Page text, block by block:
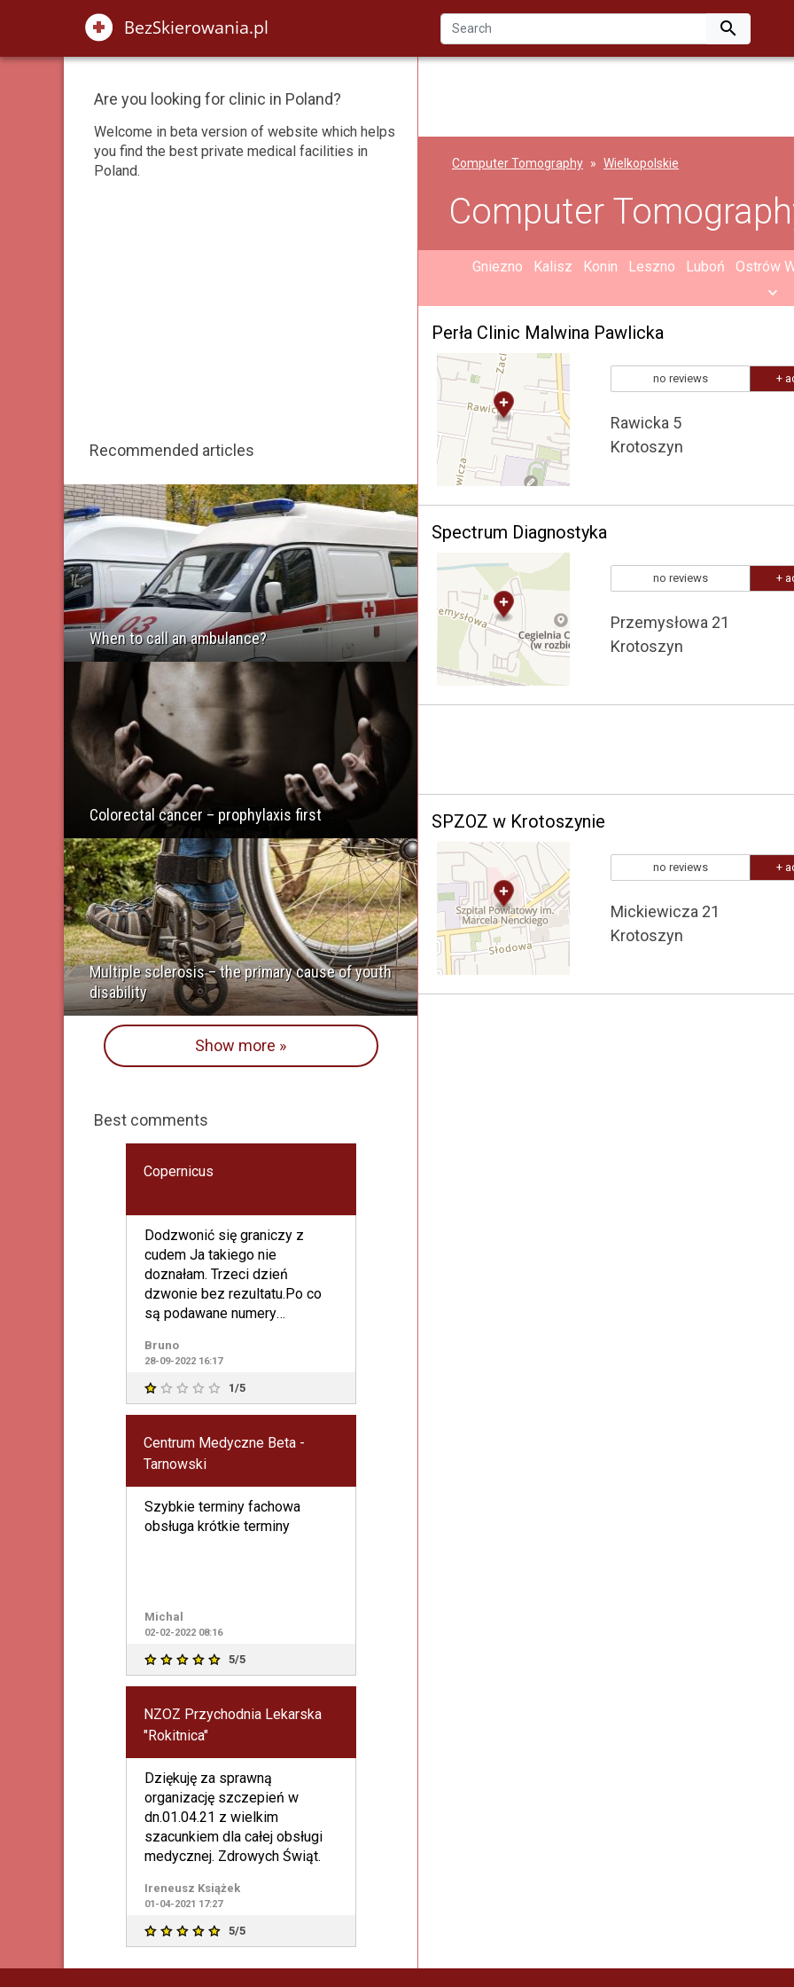

Computer Tomography Wielkopolskie
Computer
Gniezno Kalisz Konin Leszno Luboń Ostrów
Perła Clinic Malwina Pawlicka
no reviews +
Rawicka 5
Krotoszyn
Spectrum Diagnostyka
no reviews +
Przemysłowa 21
Krotoszyn
SPZOZ w Krotoszynie
no reviews +
Mickiewicza 21
Krotoszyn
Are you looking for clinic in Poland?
Welcome in beta version of website which helps
you find the best private medical facilities in
Poland.
Recommended articles
When to call an ambulance?
Colorectal cancer – prophylaxis first
Multiple sclerosis – the primary cause of youth
disability
Show more »
Best comments
Copernicus
Dodzwonić się graniczy z
cudem Ja takiego nie
doznałam. Trzeci dzień
dzwonie bez rezultatu.Po co
są podawane numery
Bruno
28-09-2022 16:17
1/5
Centrum Medyczne Beta -
Tarnowski
Szybkie terminy fachowa
obsługa krótkie terminy
Michal
02-02-2022 08:16
5/5
NZOZ Przychodnia Lekarska
"Rokitnica"
Dziękuję za sprawną
organizację szczepień w
dn.01.04.21 z wielkim
szacunkiem dla całej obsługi
medycznej. Zdrowych Świąt.
Ireneusz Książek
01-04-2021 17:27
5/5